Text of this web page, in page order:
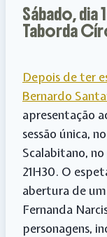
Sábado,
Taborda
Depois de ter
Bernardo
apresentação
sessão única,
Scalabitano,
21H30. O
abertura de
Fernanda
personagens,